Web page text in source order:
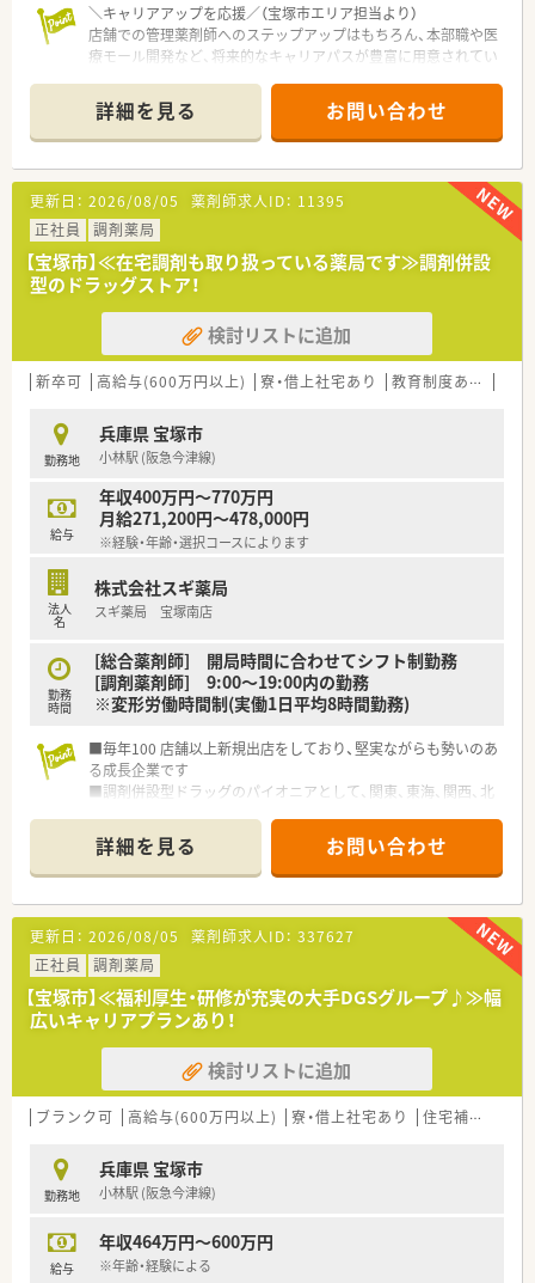
＼キャリアアップを応援／（宝塚市エリア担当より）
店舗での管理薬剤師へのステップアップはもちろん、本部職や医
療モール開発など、将来的なキャリアパスが豊富に用意されてい
＊------------------------------------------＊
【店舗情報と応需状況について】
■最寄りのJR・阪急宝塚駅から徒歩5分という、通勤に非常に便
利な駅前の薬局です。
■主に内科や整形外科、外科など複数のクリニックから処方箋を
応需しており、幅広い経験が積めます。
■1日の処方箋枚数は約120枚で、常時3名程度の薬剤師と事務員
で対応しています。
【想定される業務内容】
■内科や整形外科など、地域に密着したクリニックからの処方箋
に関する一連の薬剤師業務が中心です。
■かかりつけ薬剤師として、患者様一人ひとりに向き合った丁寧
■全自動払出機や監査システムが導入されており、対人業務に集
中しやすい環境が整っています。
【勤務実態について】
■全社平均の残業時間は月9.6時間と少なく、1分単位で手当が支
給されるため安心です。
■月の所定労働時間は161時間ほどと法定より短く、メリハリを
■育児休暇はお子様が3歳になるまで、時短勤務は小学校に入学
するまで取得できる手厚い制度です。
【法人特徴について】
■全国に約400店舗を展開する、医療モール開発のパイオニアと
して知られる大手調剤薬局です。
長く働き続けられる環境を目指しています。
■人材定着率は97%と非常に高く、多くの方が「薬局の雰囲気の
良さ」を入社の決め手に挙げています。
詳細を見る お問い合わせ
更新日： 2026/08/05 薬剤師求人ID： 11395
正社員
調剤薬局
【宝塚市】≪在宅調剤も取り扱っている薬局です≫調剤併設
型のドラッグストア！
検討リストに追加
新卒可 高給与(600万円以上) 寮・借上社宅あり 教育制度あり
勤務地
兵庫県 宝塚市
小林駅 (阪急今津線)
給与
年収400万円～770万円
月給271,200円～478,000円
※経験・年齢・選択コースによります
法人
名
株式会社スギ薬局
スギ薬局 宝塚南店
勤務
時間
[総合薬剤師] 開局時間に合わせてシフト制勤務
[調剤薬剤師] 9:00～19:00内の勤務
※変形労働時間制(実働1日平均8時間勤務)
■毎年100 店舗以上新規出店をしており、堅実ながらも勢いのあ
る成長企業です
■調剤併設型ドラッグのパイオニアとして、関東、東海、関西、北
■研修制度は様々なプランがあり、集合研修だけでなく任意で受
講可能な研修も幅広く用意されています
■店舗で活躍する従業員、社外で活躍する従業員、将来経営幹部
となる従業員など、薬剤師として様々な活躍ができるフィールド
を用意されています
■総合薬剤師・調剤薬剤師（土日休み・19時までの勤務）どちらか
の働き方を選択できます
■調剤併設型だけでなく「医療モール・クリニック併設店舗」「敷
地内薬局」「訪問調剤特化型店舗」など様々な店舗を運営してい
ます
■在宅医療にも積極的取り組んでおり「訪問調剤特化型店舗」を
50店舗以上、無菌調剤室は業界最多の51店舗設置しています
■「プラチナくるみん認定企業」「健康経営優良法人2023（大規模
法人部門）認定」等を取得し一人ひとりが働きやすい環境が整備
■充実した研修制度、人事制度、評価制度、キャリア支援制度等
があるのも特徴です
詳細を見る お問い合わせ
更新日： 2026/08/05 薬剤師求人ID： 337627
正社員
調剤薬局
【宝塚市】≪福利厚生・研修が充実の大手DGSグループ♪≫幅
広いキャリアプランあり！
検討リストに追加
ブランク可 高給与(600万円以上) 寮・借上社宅あり 住宅補助(手当)あり
勤務地
兵庫県 宝塚市
小林駅 (阪急今津線)
給与
年収464万円～600万円
※年齢・経験による